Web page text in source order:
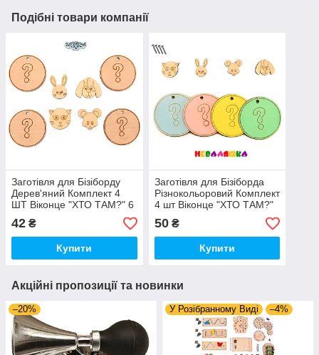
Подібні товари компанії
Заготівля для Бізіборду
Дерев'яний Комплект 4
ШТ Віконце "ХТО ТАМ?" 6
см Вікна + Тварини
42 ₴
Купити
Заготівля для Бізіборда
Різнокольоровий Комплект
4 шт Віконце "ХТО ТАМ?"
6 см Вікна + Тварини
50₴
Купити
Акційні пропозиції та новинки
–20% У Розібранному Виді –4%